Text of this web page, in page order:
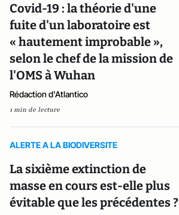
Covid-19 : la théorie d'une
fuite d'un laboratoire est
« hautement improbable »,
selon le chef de la mission de
l'OMS à Wuhan
Rédaction d'Atlantico
1 min de lecture
ALERTE A LA BIODIVERSITE
La sixième extinction de
masse en cours est-elle plus
évitable que les précédentes ?